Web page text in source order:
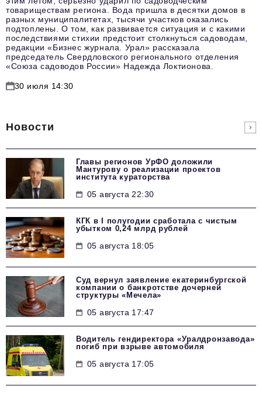
товариществам региона. Вода пришла в десятки домов в
разных муниципалитетах, тысячи участков оказались
подтоплены. О том, как развивается ситуация и с какими
последствиями стихии предстоит столкнуться садоводам,
редакции «Бизнес журнала. Урал» рассказала
председатель Свердловского регионального отделения
«Союза садоводов России» Надежда Локтионова.
30 июля 14:30
Новости
Главы регионов УрФО доложили
Мантурову о реализации проектов
института кураторства
05 августа 22:30
КГК в I полугодии сработала с чистым
убытком 0,24 млрд рублей
05 августа 18:05
Суд вернул заявление екатеринбургской
компании о банкротстве дочерней
структуры «Мечела»
05 августа 17:47
Водитель гендиректора «Уралдронзавода»
погиб при взрыве автомобиля
05 августа 17:05